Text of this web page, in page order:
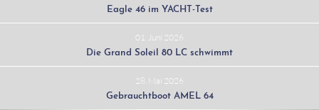
Eagle 46 im YACHT-Test
01. Juni 2026
Die Grand Soleil 80 LC schwimmt
28. Mai 2026
Gebrauchtboot AMEL 64